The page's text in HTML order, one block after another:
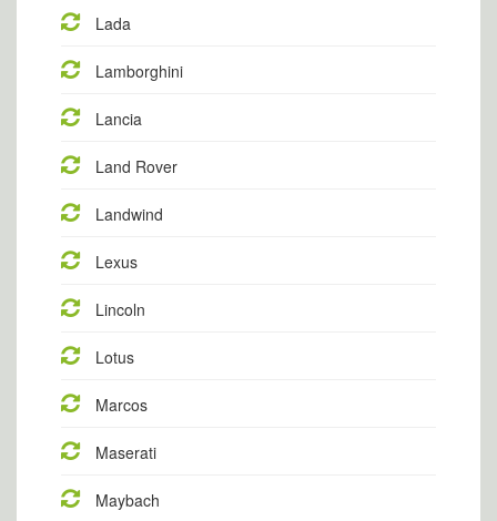
Lada
Lamborghini
Lancia
Land Rover
Landwind
Lexus
Lincoln
Lotus
Marcos
Maserati
Maybach